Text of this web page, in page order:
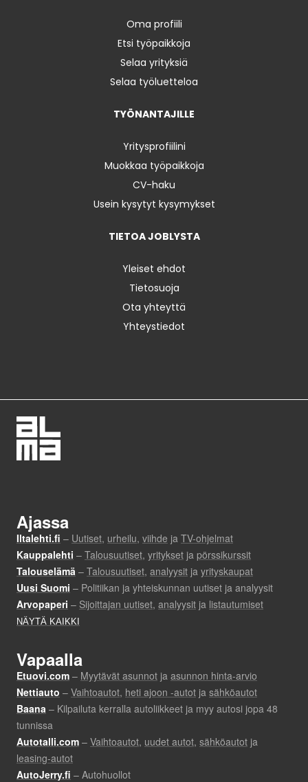
Oma profiili
Etsi työpaikkoja
Selaa yrityksiä
Selaa työluetteloa
TYÖNANTAJILLE
Yritysprofiilini
Muokkaa työpaikkoja
CV-haku
Usein kysytyt kysymykset
TIETOA JOBLYSTA
Yleiset ehdot
Tietosuoja
Ota yhteyttä
Yhteystiedot